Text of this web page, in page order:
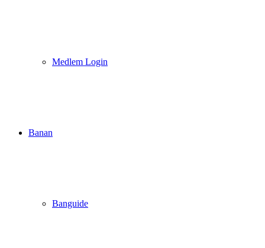
Medlem Login
Banan
Banguide